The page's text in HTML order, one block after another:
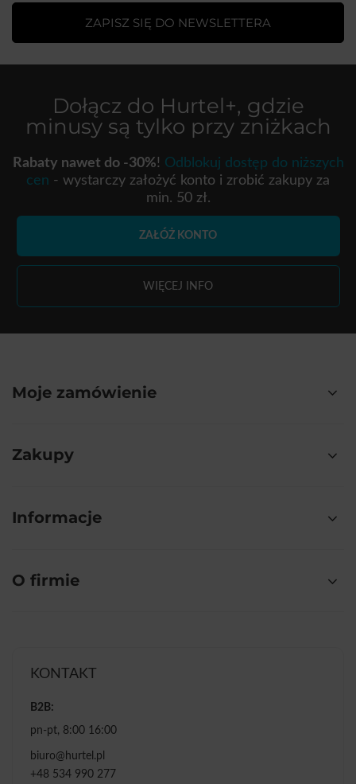
ZAPISZ SIĘ DO NEWSLETTERA
Dołącz do Hurtel+, gdzie
minusy są tylko przy zniżkach
Rabaty nawet do -30%! Odblokuj dostęp do niższych
cen - wystarczy założyć konto i zrobić zakupy za
min. 50 zł.
ZAŁÓŻ KONTO
WIĘCEJ INFO
Moje zamówienie
Zakupy
Informacje
O firmie
KONTAKT
B2B:
pn-pt, 8:00 16:00
biuro@hurtel.pl
+48 534 990 277